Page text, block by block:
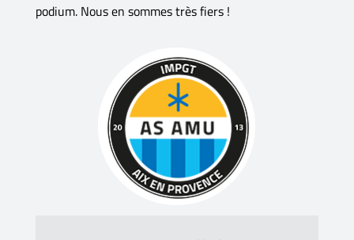
podium. Nous en sommes très fiers !